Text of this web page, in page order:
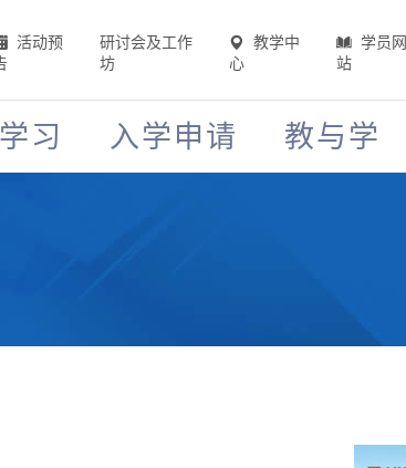
活动预
研讨会及工作
坊
教学中
心
学员网
站
学习 入学申请 教与学